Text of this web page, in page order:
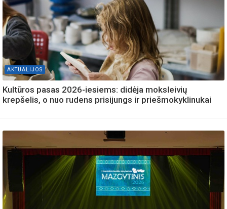
AKTUALIJOS
Kultūros pasas 2026-iesiems: didėja moksleivių
krepšelis, o nuo rudens prisijungs ir priešmokyklinukai